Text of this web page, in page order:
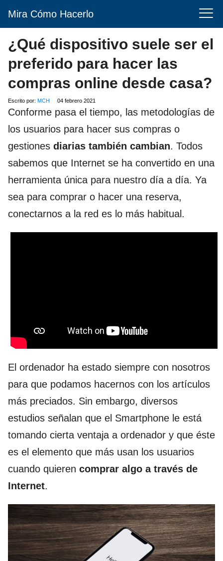
Mira Cómo Hacerlo
¿Qué dispositivo suele ser el
preferido para hacer las
compras online desde casa?
Escrito por: MCH 04 febrero 2021
Conforme pasa el tiempo, las metodologías de
los usuarios para hacer sus compras o
gestiones diarias también cambian. Todos
sabemos que Internet se ha convertido en una
herramienta única para nuestro día a día. Ya
sea para comprar o hacer una reserva,
conectarnos a la red es lo más habitual.
El ordenador ha estado siempre con nosotros
para que podamos hacernos con los artículos
más preciados. Sin embargo, diversos
estudios señalan que el Smartphone le está
tomando cierta ventaja a ordenador y que éste
es el elemento que más usan los usuarios
cuando quieren comprar algo a través de
Internet.